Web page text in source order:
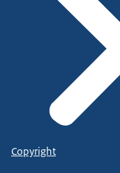
Copyright